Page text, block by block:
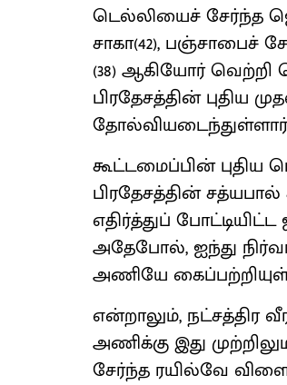
டெல்லியைச் சேர்ந்த
சாகா(42), பஞ்சாபைச்
(38) ஆகியோர்
பிரதேசத்தின் புதிய
கூட்டமைப்பின் புதிய
பிரதேசத்தின்
எதிர்த்துப்
அதேபோல், ஐந்து
அணியே
என்றாலும், நட்சத்திர
அணிக்கு இது
சேர்ந்த ரயில்வே